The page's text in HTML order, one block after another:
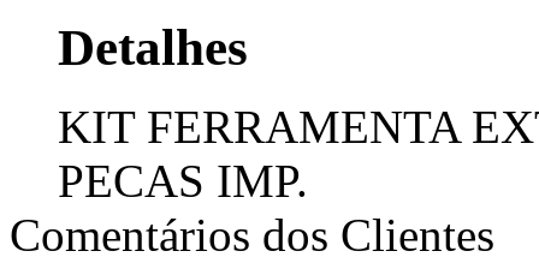
Detalhes
KIT FERRAMENTA
PECAS IMP.
Comentários dos Clientes